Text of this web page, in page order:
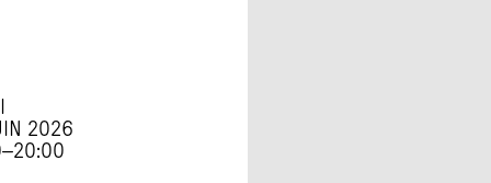
2026
–20:00